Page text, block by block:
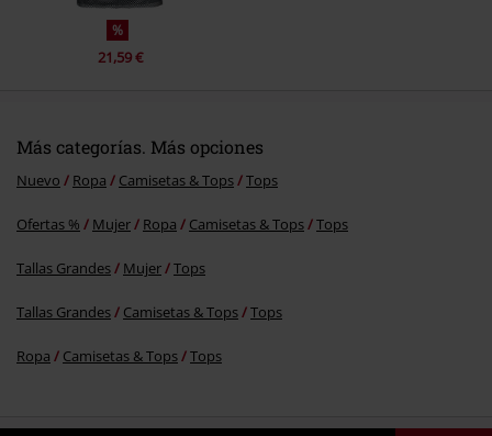
%
21,59 €
Más categorías. Más opciones
Nuevo Ropa Camisetas & Tops Tops
Ofertas % Mujer Ropa Camisetas & Tops Tops
Tallas Grandes Mujer Tops
Tallas Grandes Camisetas & Tops Tops
Ropa Camisetas & Tops Tops